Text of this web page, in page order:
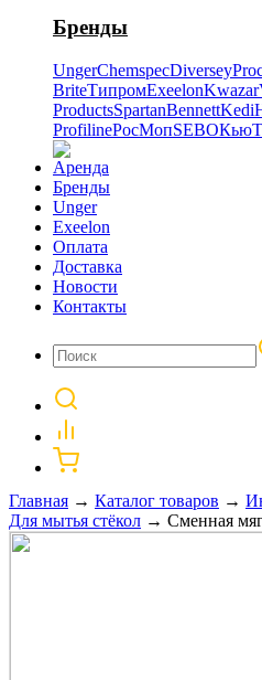
Бренды
UngerChemspecDiversey
BriteТипромExeelonKwazar
ProductsSpartanBennettKedi
ProfilineРосМопSEBOКью
Аренда
Бренды
Unger
Exeelon
Оплата
Доставка
Новости
Контакты
Главная → Каталог товаров →
Для мытья стёкол → Сменная